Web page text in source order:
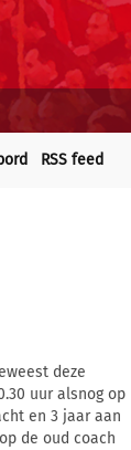
RSS feed
deze
uur alsnog op
en 3 jaar aan
de oud coach